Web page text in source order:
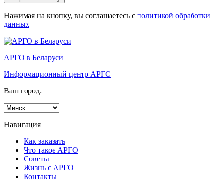
Нажимая на кнопку, вы соглашаетесь с политикой обработки
данных
АРГО в Беларуси
Информационный центр АРГО
Ваш город:
Навигация
Как заказать
Что такое АРГО
Советы
Жизнь с АРГО
Контакты